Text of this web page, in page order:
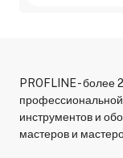
PROFLINE -
инструментов и
мастеров и